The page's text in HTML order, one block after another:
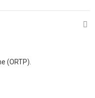
(ORTP).